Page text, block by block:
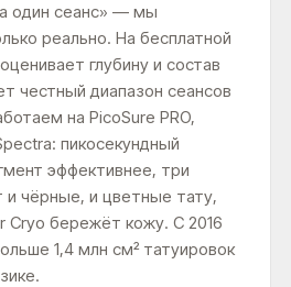
один сеанс» — мы
реально. На бесплатной
глубину и состав
честный диапазон сеансов
на PicoSure PRO,
пикосекундный
эффективнее, три
чёрные, и цветные тату,
Cryo бережёт кожу. С 2016
1,4 млн см² татуировок
ТАТУ И
ИСПОЛЬЗУЕМ
LUTRONIC SPECTRA И